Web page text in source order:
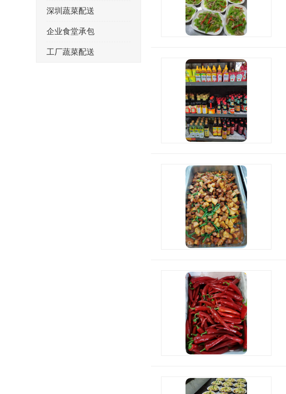
深圳蔬菜配送
企业食堂承包
工厂蔬菜配送